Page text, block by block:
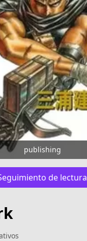
publishing
de lectura